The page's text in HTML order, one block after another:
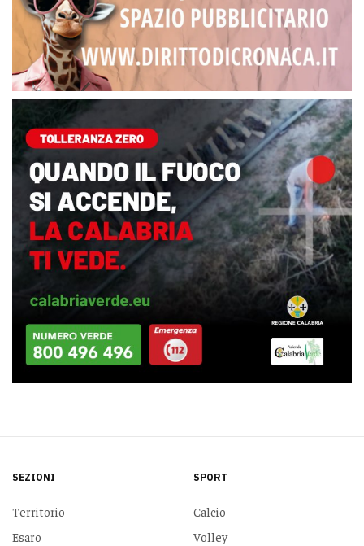
SEZIONI
Territorio
Esaro
SPORT
Calcio
Volley